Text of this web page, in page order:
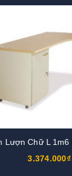
3.374.000₫